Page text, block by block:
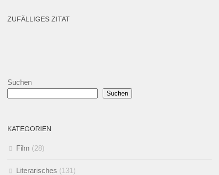
ZUFÄLLIGES ZITAT
Suchen
Suchen
KATEGORIEN
Film (28)
Literarisches (131)